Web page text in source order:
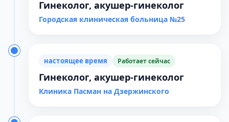
Гинеколог, акушер-гинеколог
Городская клиническая больница №25
настоящее время Работает сейчас
Гинеколог, акушер-гинеколог
Клиника Пасман на Дзержинского